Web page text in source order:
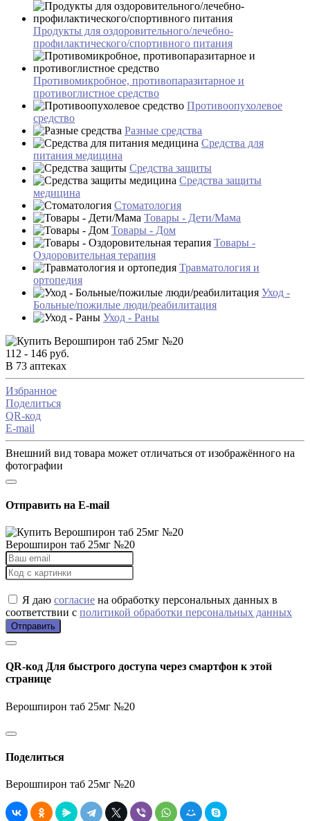
Продукты для оздоровительного/лечебно-
профилактического/спортивного питания
Противомикробное, противопаразитарное и
противоглистное средство
Противоопухолевое
средство
Разные средства
Средства для
питания медицина
Средства защиты
Средства защиты
медицина
Стоматология
Товары - Дети/Мама
Товары - Дом
Товары -
Оздоровительная терапия
Травматология и
ортопедия
Уход -
Больные/пожилые люди/реабилитация
Уход - Раны
112 - 146 руб.
В 73 аптеках
Избранное
Поделиться
QR-код
E-mail
Внешний вид товара может отличаться от изображённого на
фотографии
Отправить на E-mail
Верошпирон таб 25мг №20
Я даю согласие на обработку персональных данных в
соответствии с политикой обработки персональных данных
Отправить
QR-код Для быстрого доступа через смартфон к этой
странице
Верошпирон таб 25мг №20
Поделиться
Верошпирон таб 25мг №20